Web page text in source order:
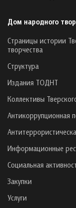
Дом народного
Страницы истории
творчества
Структура
Издания ТОДНТ
Коллективы
Антикоррупционная
Информационные
Социальная
Закупки
Услуги